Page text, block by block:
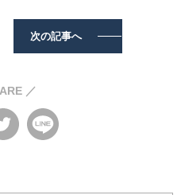
次の記事へ
／